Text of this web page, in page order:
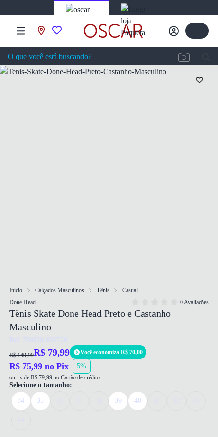
Início Calçados Masculinos Tênis
Casual
Done Head
0 Avaliações
Tênis Skate Done Head Preto e Castanho
Masculino
Ref: 7909891089756
R$ 149,99R$ 79,99 Você economiza R$ 70,00
R$ 75,99 no Pix 5%
ou 1x de R$ 79,99 no Cartão de crédito
Selecione o tamanho:
34 35 39 40